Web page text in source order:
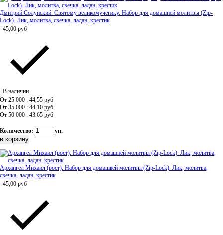
Дмитрий Солунский. Святому великомученику. Набор для домашней молитвы (Zip-
Lock). Лик, молитва, свечка, ладан, крестик
45,00 руб
В наличии
От 25 000 : 44,55 руб
От 35 000 : 44,10 руб
От 50 000 : 43,65 руб
Количество: уп.
Архангел Михаил (рост). Набор для домашней молитвы (Zip-Lock). Лик, молитва,
свечка, ладан, крестик
45,00 руб